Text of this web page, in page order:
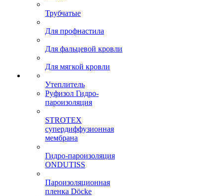
Трубчатые
Для профнастила
Для фальцевой кровли
Для мягкой кровли
Утеплитель
Руфизол Гидро-
пароизоляция
STROTEX
супердиффузионная
мембрана
Гидро-пароизоляция
ONDUTISS
Пароизоляционная
пленка Döcke